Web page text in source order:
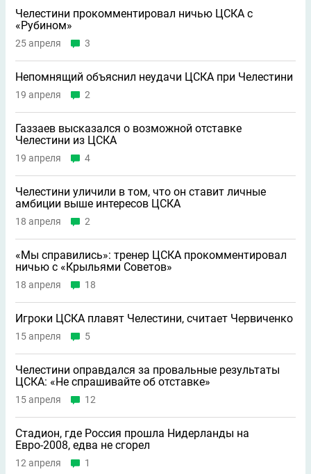
Челестини прокомментировал ничью ЦСКА с
«Рубином»
25 апреля 3
Непомнящий объяснил неудачи ЦСКА при Челестини
19 апреля 2
Газзаев высказался о возможной отставке
Челестини из ЦСКА
19 апреля 4
Челестини уличили в том, что он ставит личные
амбиции выше интересов ЦСКА
18 апреля 2
«Мы справились»: тренер ЦСКА прокомментировал
ничью с «Крыльями Советов»
18 апреля 18
Игроки ЦСКА плавят Челестини, считает Червиченко
15 апреля 5
Челестини оправдался за провальные результаты
ЦСКА: «Не спрашивайте об отставке»
15 апреля 12
Стадион, где Россия прошла Нидерланды на
Евро-2008, едва не сгорел
12 апреля 1